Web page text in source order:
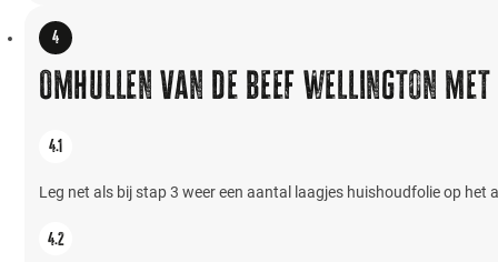
Omhullen van de beef wellington
Leg net als bij stap 3 weer een aantal laagjes huishoudfolie op